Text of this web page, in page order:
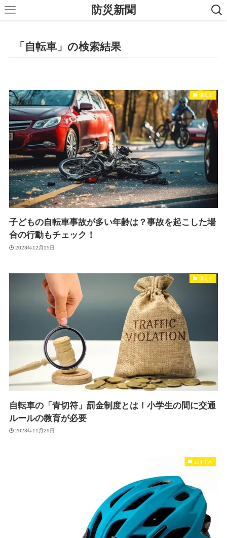
防災新聞
「自転車」の検索結果
備える
子どもの自転車事故が多い年齢は？事故を起こした場
合の行動もチェック！
2023年12月15日
備える
自転車の「青切符」罰金制度とは！小学生の間に交通
ルールの教育が必要
2023年11月29日
おすすめ